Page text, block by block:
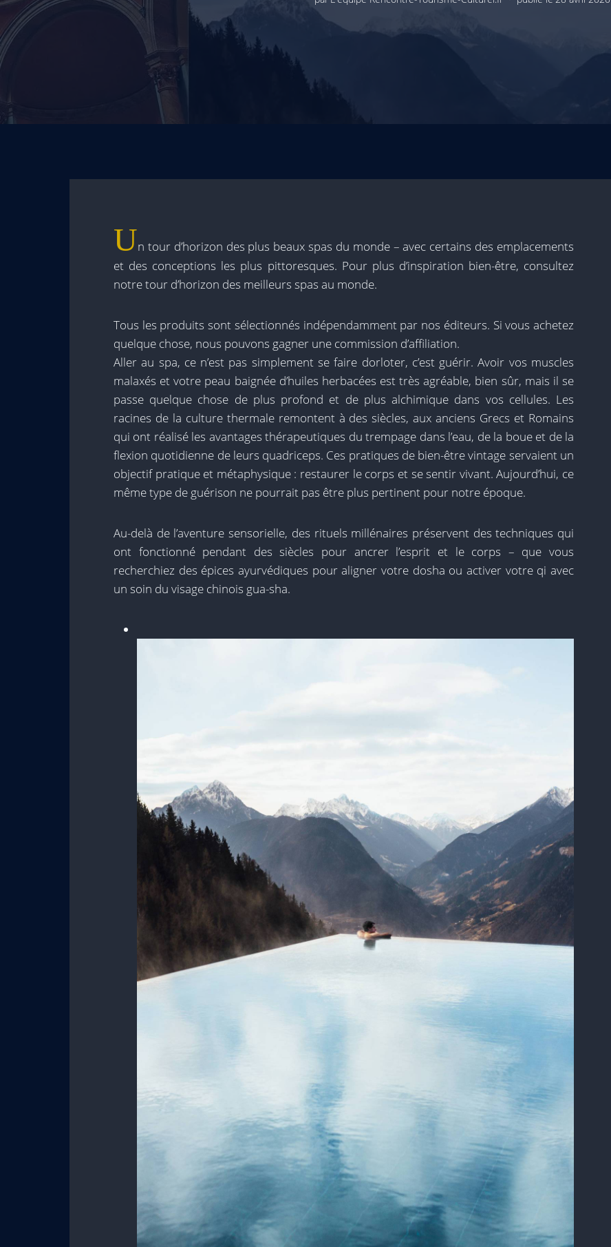
Un tour d’horizon des plus beaux spas du monde – avec certains des emplacements
et des conceptions les plus pittoresques. Pour plus d’inspiration bien-être, consultez
notre tour d’horizon des meilleurs spas au monde.
Tous les produits sont sélectionnés indépendamment par nos éditeurs. Si vous achetez
quelque chose, nous pouvons gagner une commission d’affiliation.
Aller au spa, ce n’est pas simplement se faire dorloter, c’est guérir. Avoir vos muscles
malaxés et votre peau baignée d’huiles herbacées est très agréable, bien sûr, mais il se
passe quelque chose de plus profond et de plus alchimique dans vos cellules. Les
racines de la culture thermale remontent à des siècles, aux anciens Grecs et Romains
qui ont réalisé les avantages thérapeutiques du trempage dans l’eau, de la boue et de la
flexion quotidienne de leurs quadriceps. Ces pratiques de bien-être vintage servaient un
objectif pratique et métaphysique : restaurer le corps et se sentir vivant. Aujourd’hui, ce
même type de guérison ne pourrait pas être plus pertinent pour notre époque.
Au-delà de l’aventure sensorielle, des rituels millénaires préservent des techniques qui
ont fonctionné pendant des siècles pour ancrer l’esprit et le corps – que vous
recherchiez des épices ayurvédiques pour aligner votre dosha ou activer votre qi avec
un soin du visage chinois gua-sha.